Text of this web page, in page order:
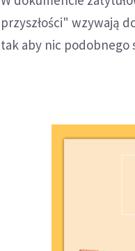
przyszłości" wzywają
tak aby nic podobnego